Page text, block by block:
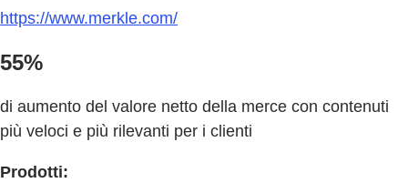
https://www.merkle.com/
55%
di aumento del valore netto della merce con contenuti
più veloci e più rilevanti per i clienti
Prodotti: